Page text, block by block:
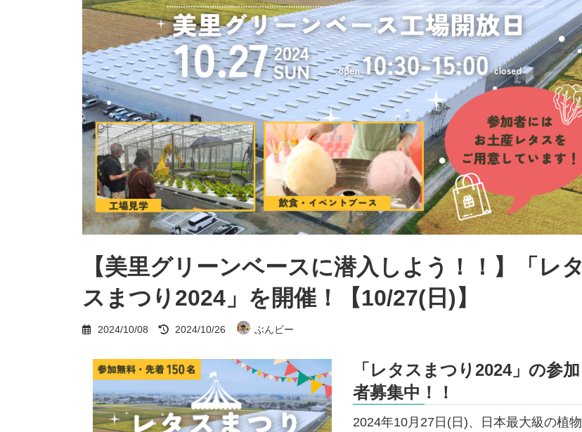
【美里グリーンベースに潜入しよう！！】「レタ
スまつり2024」を開催！【10/27(日)】
2024/10/08
最
終
新
日
:
2024/10/26 ぶんビー
「レタスまつり2024」の参加
者募集中！！
2024年10月27日(日)、日本最大級の植物